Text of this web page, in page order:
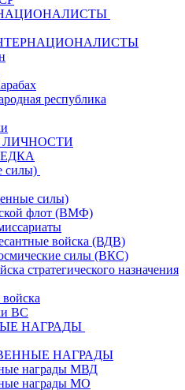
республика
силы)
силы)
флот (ВМФ)
войска (ВДВ)
силы (ВКС)
стратегического назначения
ВС
НАГРАДЫ
НАГРАДЫ
награды МВД
награды МО